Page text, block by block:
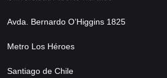
Avda. Bernardo O’Higgins 1825
Metro Los Héroes
Santiago de Chile